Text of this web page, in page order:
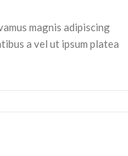
magnis adipiscing
a vel ut ipsum platea